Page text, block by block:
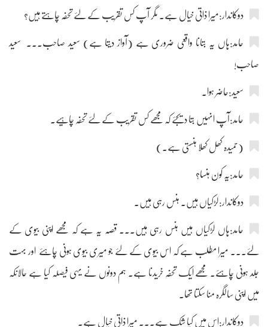
دوکاندار:میرا ذاتی خیال ہے۔ مگر آپ کس تقریب کے لئے تحفہ چاہتے ہیں؟
حامد:ہاں یہ بتانا واقعی ضروری ہے (آواز دیتا ہے) سعید صاحب۔۔۔ سعید
صاحب!
سعید:حاضر ہوا۔
حامد:آپ انہیں بتا دیجئے کہ مجھے کس تقریب کے لئے تحفہ چاہیے۔
(حمیدہ کھل کھلا ہنستی ہے۔)
حامد:یہ کون ہنسا؟
دوکاندار:لڑکیاں ہیں۔ ہنس رہی ہیں۔
حامد:ہاں لڑکیاں ہیں ہنس رہی ہیں۔۔۔ قصہ یہ ہے کہ مجھے اپنی بیوی کے
لئے۔۔۔ میرا مطلب ہے کہ اس بیوی کے لئے جو میری بیوی ہونی چاہئے اور بہت
جلد ہونی چاہئے۔ مجھے ایک تحفہ خریدنا ہے۔ ہم دونوں نے یہی فیصلہ کیا ہے حالانکہ
میں اپنی سالگرہ منا سکتا تھا۔
دوکاندار:اس میں کیا شک ہے۔۔۔ میرا ذاتی خیال ہے۔